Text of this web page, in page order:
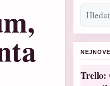
Trello: